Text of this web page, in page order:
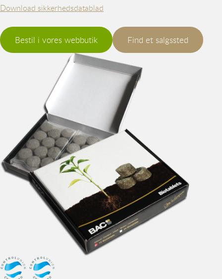
Download sikkerhedsdatablad
Bestil i vores webbutik Find et salgssted